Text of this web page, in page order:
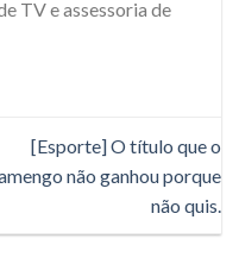
TV e assessoria de
[Esporte] O título que o
não ganhou porque
não quis.